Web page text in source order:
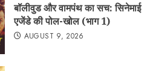
बॉलीवुड और वामपंथ का सच: सिनेमाई
एजेंडे की पोल-खोल (भाग 1)
AUGUST 9, 2026